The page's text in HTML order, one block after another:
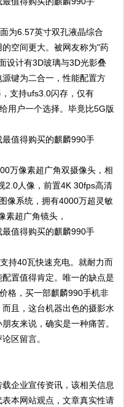
为6.57英寸双孔液晶综合
空间更大。被网友称为"药
设计有3D玻璃与3D光影叠
键为二合一，性能配置方
支持ufs3.0闪存，仅有
用户一个选择。毕竟比5G版
万像素超广角双摄像头，相
2.0人像，前置4K 30fps高清
像系统，拥有4000万超灵敏
素超广角镜头，
持40瓦快速充电。就耐力而
置值得肯定。唯一的缺点是
格，买一部麒麟990手机非
且，这台机器出色的摄影水
友来说，确实是一种痛苦。
区留言。
企业宣传资讯，该相关信息
本网站观点，文章真实性请